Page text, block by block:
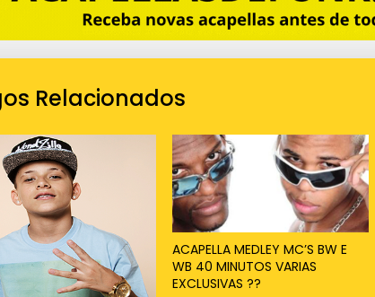
Relacionados
ACAPELLA MEDLEY MC’S BW E
WB 40 MINUTOS VARIAS
EXCLUSIVAS ??